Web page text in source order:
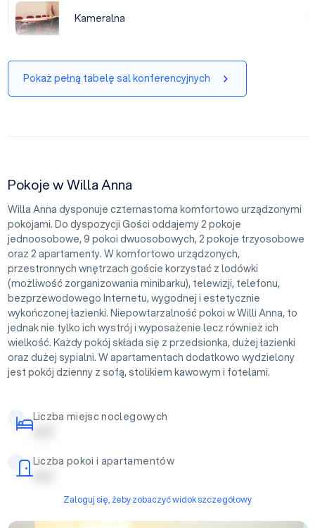
Kameralna
Kameralna
Pokaż pełną tabelę sal konferencyjnych
Pokoje w Willa Anna
Willa Anna dysponuje czternastoma komfortowo urządzonymi
pokojami. Do dyspozycji Gości oddajemy 2 pokoje
jednoosobowe, 9 pokoi dwuosobowych, 2 pokoje trzyosobowe
oraz 2 apartamenty. W komfortowo urządzonych,
przestronnych wnętrzach goście korzystać z lodówki
(możliwość zorganizowania minibarku), telewizji, telefonu,
bezprzewodowego Internetu, wygodnej i estetycznie
wykończonej łazienki. Niepowtarzalność pokoi w Willi Anna, to
jednak nie tylko ich wystrój i wyposażenie lecz również ich
wielkość. Każdy pokój składa się z przedsionka, dużej łazienki
oraz dużej sypialni. W apartamentach dodatkowo wydzielony
jest pokój dzienny z sofą, stolikiem kawowym i fotelami.
Liczba miejsc noclegowych
| | | | |
Liczba pokoi i apartamentów
| | | | |
Zaloguj się, żeby zobaczyć widok szczegółowy